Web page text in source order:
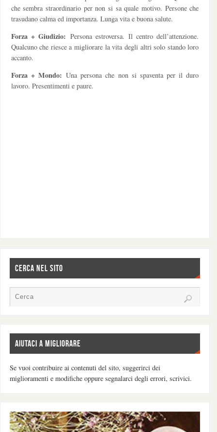
che sembra straordinario per non si sa quale motivo. Persone che
trasudano calma ed importanza. Lunga vita e buona salute.
Forza + Giudizio: Persona estroversa. Il centro dell’attenzione.
Qualcuno che riesce a migliorare la vita degli altri solo stando loro
accanto.
Forza + Mondo:Una persona che non si spaventa per il duro
lavoro. Presentimenti e paure.
CERCA NEL SITO
AIUTACI A MIGLIORARE
Se vuoi contribuire ai contenuti del sito, suggerirci dei
miglioramenti e modifiche oppure segnalarci degli errori, scrivici.